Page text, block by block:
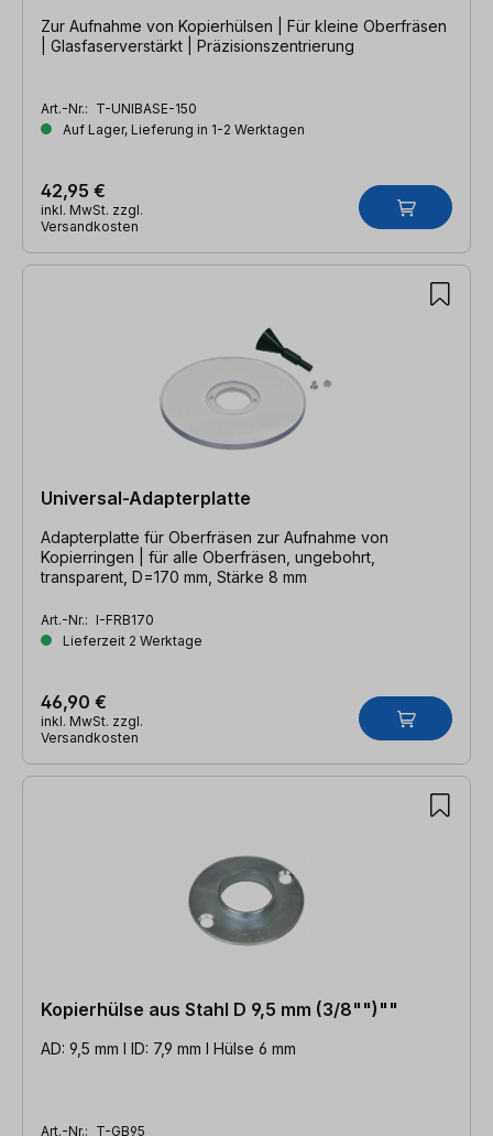
Zur Aufnahme von Kopierhülsen | Für kleine Oberfräsen
| Glasfaserverstärkt | Präzisionszentrierung
Art.-Nr.: T-UNIBASE-150
Auf Lager, Lieferung in 1-2 Werktagen
42,95 €
inkl. MwSt. zzgl.
Versandkosten
Universal-Adapterplatte
Adapterplatte für Oberfräsen zur Aufnahme von
Kopierringen | für alle Oberfräsen, ungebohrt,
transparent, D=170 mm, Stärke 8 mm
Art.-Nr.: I-FRB170
Lieferzeit 2 Werktage
46,90 €
inkl. MwSt. zzgl.
Versandkosten
Kopierhülse aus Stahl D 9,5 mm (3/8"")""
AD: 9,5 mm l ID: 7,9 mm l Hülse 6 mm
Art.-Nr.: T-GB95